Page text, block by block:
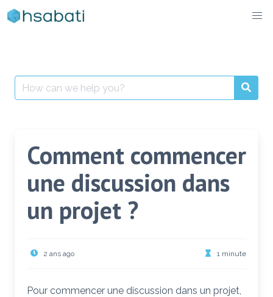
Skip
to
Search
for:
Comment commencer
une discussion dans
un projet ?
2 ans ago 1 minute
Pour commencer une discussion dans un projet,